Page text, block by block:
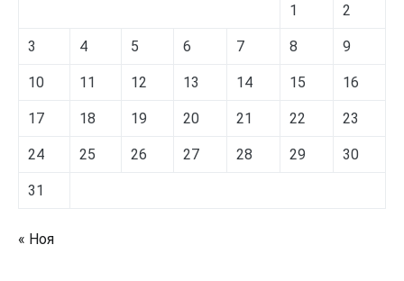
1 2
3 4 5 6 7 8 9
10 11 12 13 14 15 16
17 18 19 20 21 22 23
24 25 26 27 28 29 30
31
« Ноя